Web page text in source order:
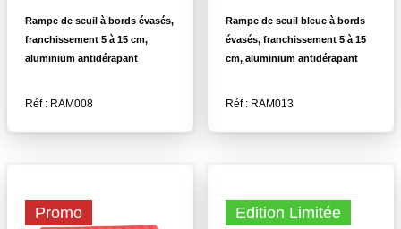
Rampe de seuil à bords évasés,
franchissement 5 à 15 cm,
aluminium antidérapant
Réf : RAM008
Rampe de seuil bleue à bords
évasés, franchissement 5 à 15
cm, aluminium antidérapant
Réf : RAM013
Promo Edition Limitée